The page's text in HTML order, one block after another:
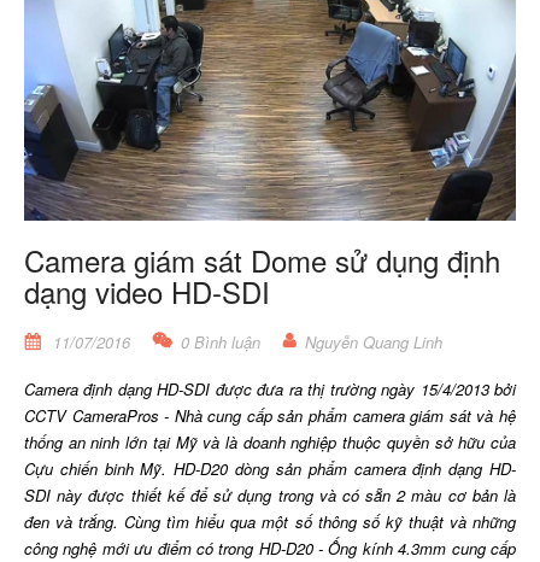
Camera giám sát Dome sử dụng định
dạng video HD-SDI
11/07/2016 0 Bình luận Nguyễn Quang Linh
Camera định dạng HD-SDI được đưa ra thị trường ngày 15/4/2013 bởi
CCTV CameraPros - Nhà cung cấp sản phẩm camera giám sát và hệ
thống an ninh lớn tại Mỹ và là doanh nghiệp thuộc quyền sở hữu của
Cựu chiến binh Mỹ. HD-D20 dòng sản phẩm camera định dạng HD-
SDI này được thiết kế để sử dụng trong và có sẵn 2 màu cơ bản là
đen và trắng. Cùng tìm hiểu qua một số thông số kỹ thuật và những
công nghệ mới ưu điểm có trong HD-D20 - Ống kính 4.3mm cung cấp